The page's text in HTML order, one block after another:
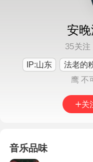
安
35关注
IP:山东 法老的
鹰 不
关
音乐品味